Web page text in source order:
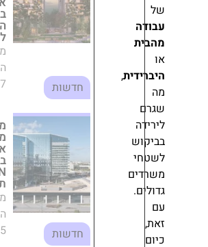
חדשות
חדשות
מיינדספייס
בפארק HOPE
TOWN בפתח
תקווה
מערכת זירת
הנדל״ן
24.05
רווחי שיא
לרוטשטיין נדל"ן:
הרווח הנקי
ב-2025 חצה את
רף ה-200 מיליון